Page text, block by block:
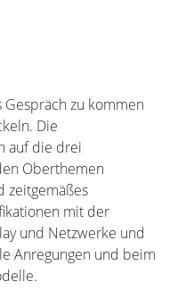
Gespräch zu kommen
Die
auf die drei
Oberthemen
zeitgemäßes
mit der
und Netzwerke und
Anregungen und beim